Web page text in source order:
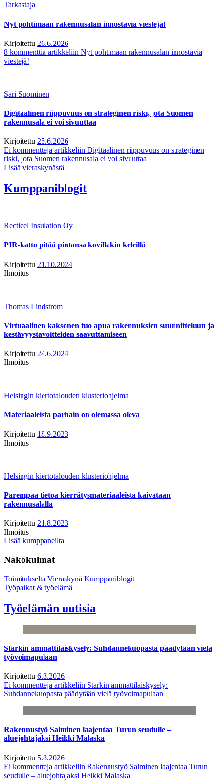
Tarkastaja
Nyt pohtimaan rakennusalan innostavia viestejä!
Kirjoitettu 26.6.2026
8 kommenttia artikkeliin Nyt pohtimaan rakennusalan innostavia
viestejä!
Sari Suominen
Digitaalinen riippuvuus on strateginen riski, jota Suomen
rakennusala ei voi sivuuttaa
Kirjoitettu 25.6.2026
Ei kommentteja artikkeliin Digitaalinen riippuvuus on strateginen
riski, jota Suomen rakennusala ei voi sivuuttaa
Lisää vieraskynästä
Kumppaniblogit
Recticel Insulation Oy
PIR-katto pitää pintansa kovillakin keleillä
Kirjoitettu 21.10.2024
Ilmoitus
Thomas Lindstrom
Virtuaalinen kaksonen tuo apua rakennuksien suunnitteluun ja
kestävyystavoitteiden saavuttamiseen
Kirjoitettu 24.6.2024
Ilmoitus
Helsingin kiertotalouden klusteriohjelma
Materiaaleista parhain on olemassa oleva
Kirjoitettu 18.9.2023
Ilmoitus
Helsingin kiertotalouden klusteriohjelma
Parempaa tietoa kierrätysmateriaaleista kaivataan
rakennusalalla
Kirjoitettu 21.8.2023
Ilmoitus
Lisää kumppaneilta
Näkökulmat
Toimitukselta Vieraskynä Kumppaniblogit
Työpaikat & työelämä
Työelämän uutisia
Starkin ammattilaiskysely: Suhdannekuopasta päädytään vielä
työvoimapulaan
Kirjoitettu 6.8.2026
Ei kommentteja artikkeliin Starkin ammattilaiskysely:
Suhdannekuopasta päädytään vielä työvoimapulaan
Rakennustyö Salminen laajentaa Turun seudulle –
aluejohtajaksi Heikki Malaska
Kirjoitettu 5.8.2026
Ei kommentteja artikkeliin Rakennustyö Salminen laajentaa Turun
seudulle – aluejohtajaksi Heikki Malaska